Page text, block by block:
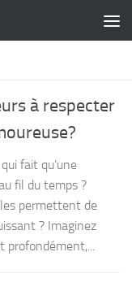
à respecter
fait qu’une
fil du temps ?
permettent de
? Imaginez
profondément,...